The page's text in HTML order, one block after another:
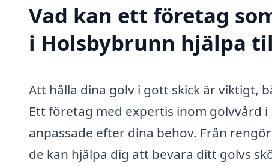
Vad kan ett företag
i Holsbybrunn hjälpa
Att hålla dina golv i gott skick är viktigt,
Ett företag med expertis inom golvvård
anpassade efter dina behov. Från
de kan hjälpa dig att bevara ditt golvs